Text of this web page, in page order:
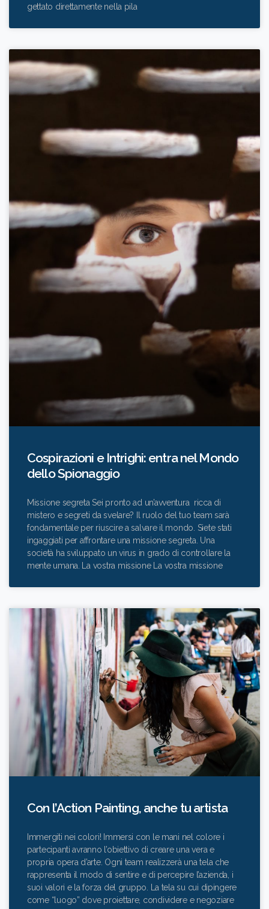
gettato direttamente nella pila
Cospirazioni e Intrighi: entra nel Mondo
dello Spionaggio
Missione segreta Sei pronto ad un’avventura ricca di
mistero e segreti da svelare? Il ruolo del tuo team sarà
fondamentale per riuscire a salvare il mondo. Siete stati
ingaggiati per affrontare una missione segreta. Una
società ha sviluppato un virus in grado di controllare la
mente umana. La vostra missione La vostra missione
Con l’Action Painting, anche tu artista
Immergiti nei colori! Immersi con le mani nel colore i
partecipanti avranno l’obiettivo di creare una vera e
propria opera d’arte. Ogni team realizzerà una tela che
rappresenta il modo di sentire e di percepire l’azienda, i
suoi valori e la forza del gruppo. La tela su cui dipingere
come “luogo” dove proiettare, condividere e negoziare